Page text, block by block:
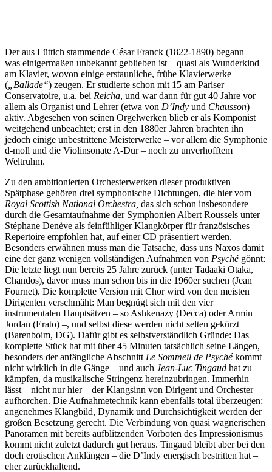
Der aus Lüttich stammende César Franck (1822-1890) begann –
was einigermaßen unbekannt geblieben ist – quasi als Wunderkind
am Klavier, wovon einige erstaunliche, frühe Klavierwerke
( „Ballade“) zeugen. Er studierte schon mit 15 am Pariser
Conservatoire, u.a. bei Reicha, und war dann für gut 40 Jahre vor
allem als Organist und Lehrer (etwa von D’Indy und Chausson)
aktiv. Abgesehen von seinen Orgelwerken blieb er als Komponist
weitgehend unbeachtet; erst in den 1880er Jahren brachten ihn
jedoch einige unbestrittene Meisterwerke – vor allem die Symphonie
d-moll und die Violinsonate A-Dur – noch zu unverhofftem
Weltruhm.
Zu den ambitionierten Orchesterwerken dieser produktiven
Spätphase gehören drei symphonische Dichtungen, die hier vom
Royal Scottish National Orchestra, das sich schon insbesondere
durch die Gesamtaufnahme der Symphonien Albert Roussels unter
Stéphane Denève als feinfühliger Klangkörper für französisches
Repertoire empfohlen hat, auf einer CD präsentiert werden.
Besonders erwähnen muss man die Tatsache, dass uns Naxos damit
eine der ganz wenigen vollständigen Aufnahmen von Psyché gönnt:
Die letzte liegt nun bereits 25 Jahre zurück (unter Tadaaki Otaka,
Chandos), davor muss man schon bis in die 1960er suchen (Jean
Fournet). Die komplette Version mit Chor wird von den meisten
Dirigenten verschmäht: Man begnügt sich mit den vier
instrumentalen Hauptsätzen – so Ashkenazy (Decca) oder Armin
Jordan (Erato) –, und selbst diese werden nicht selten gekürzt
(Barenboim, DG). Dafür gibt es selbstverständlich Gründe: Das
komplette Stück hat mit über 45 Minuten tatsächlich seine Längen,
besonders der anfängliche Abschnitt Le Sommeil de Psychékommt
nicht wirklich in die Gänge – und auch Jean-Luc Tingaud hat zu
kämpfen, da musikalische Stringenz hereinzubringen. Immerhin
lässt – nicht nur hier – der Klangsinn von Dirigent und Orchester
aufhorchen. Die Aufnahmetechnik kann ebenfalls total überzeugen:
angenehmes Klangbild, Dynamik und Durchsichtigkeit werden der
großen Besetzung gerecht. Die Verbindung von quasi wagnerischen
Panoramen mit bereits aufblitzenden Vorboten des Impressionismus
kommt nicht zuletzt dadurch gut heraus. Tingaud bleibt aber bei den
doch erotischen Anklängen – die D’Indy energisch bestritten hat –
eher zurückhaltend.